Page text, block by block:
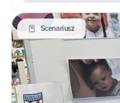
Scenariusz